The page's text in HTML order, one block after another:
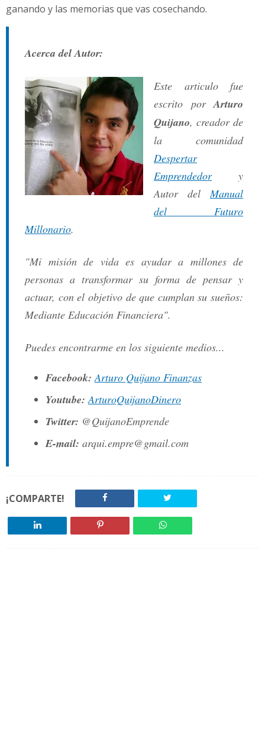
ganando y las memorias que vas cosechando.
Acerca del Autor:
Este articulo fue
escrito por Arturo
Quijano, creador de
la comunidad
Despertar
Emprendedory
Autor del Manual
del Futuro
Millonario.
"Mi misión de vida es ayudar a millones de
personas a transformar su forma de pensar y
actuar, con el objetivo de que cumplan su sueños:
Mediante Educación Financiera".
Puedes encontrarme en los siguiente medios...
Facebook: Arturo Quijano Finanzas
Youtube: ArturoQuijanoDinero
Twitter: @QuijanoEmprende
E-mail: arqui.empre@gmail.com
¡COMPARTE!